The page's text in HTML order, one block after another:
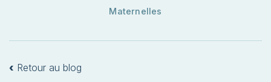
Maternelles
‹ Retour au blog